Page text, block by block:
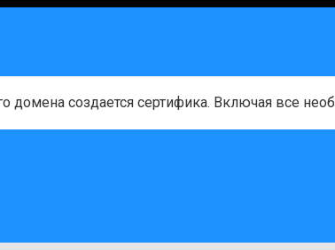
домена создается сертифика. Включая все